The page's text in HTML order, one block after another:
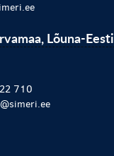
Lõuna-Eesti
710